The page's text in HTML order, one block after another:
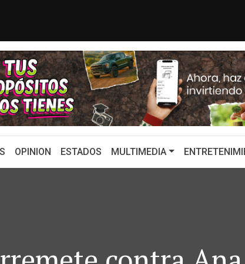
MEJÍA HARO AVENTAJA POR 2...
OPINION ESTADOS MULTIMEDIA